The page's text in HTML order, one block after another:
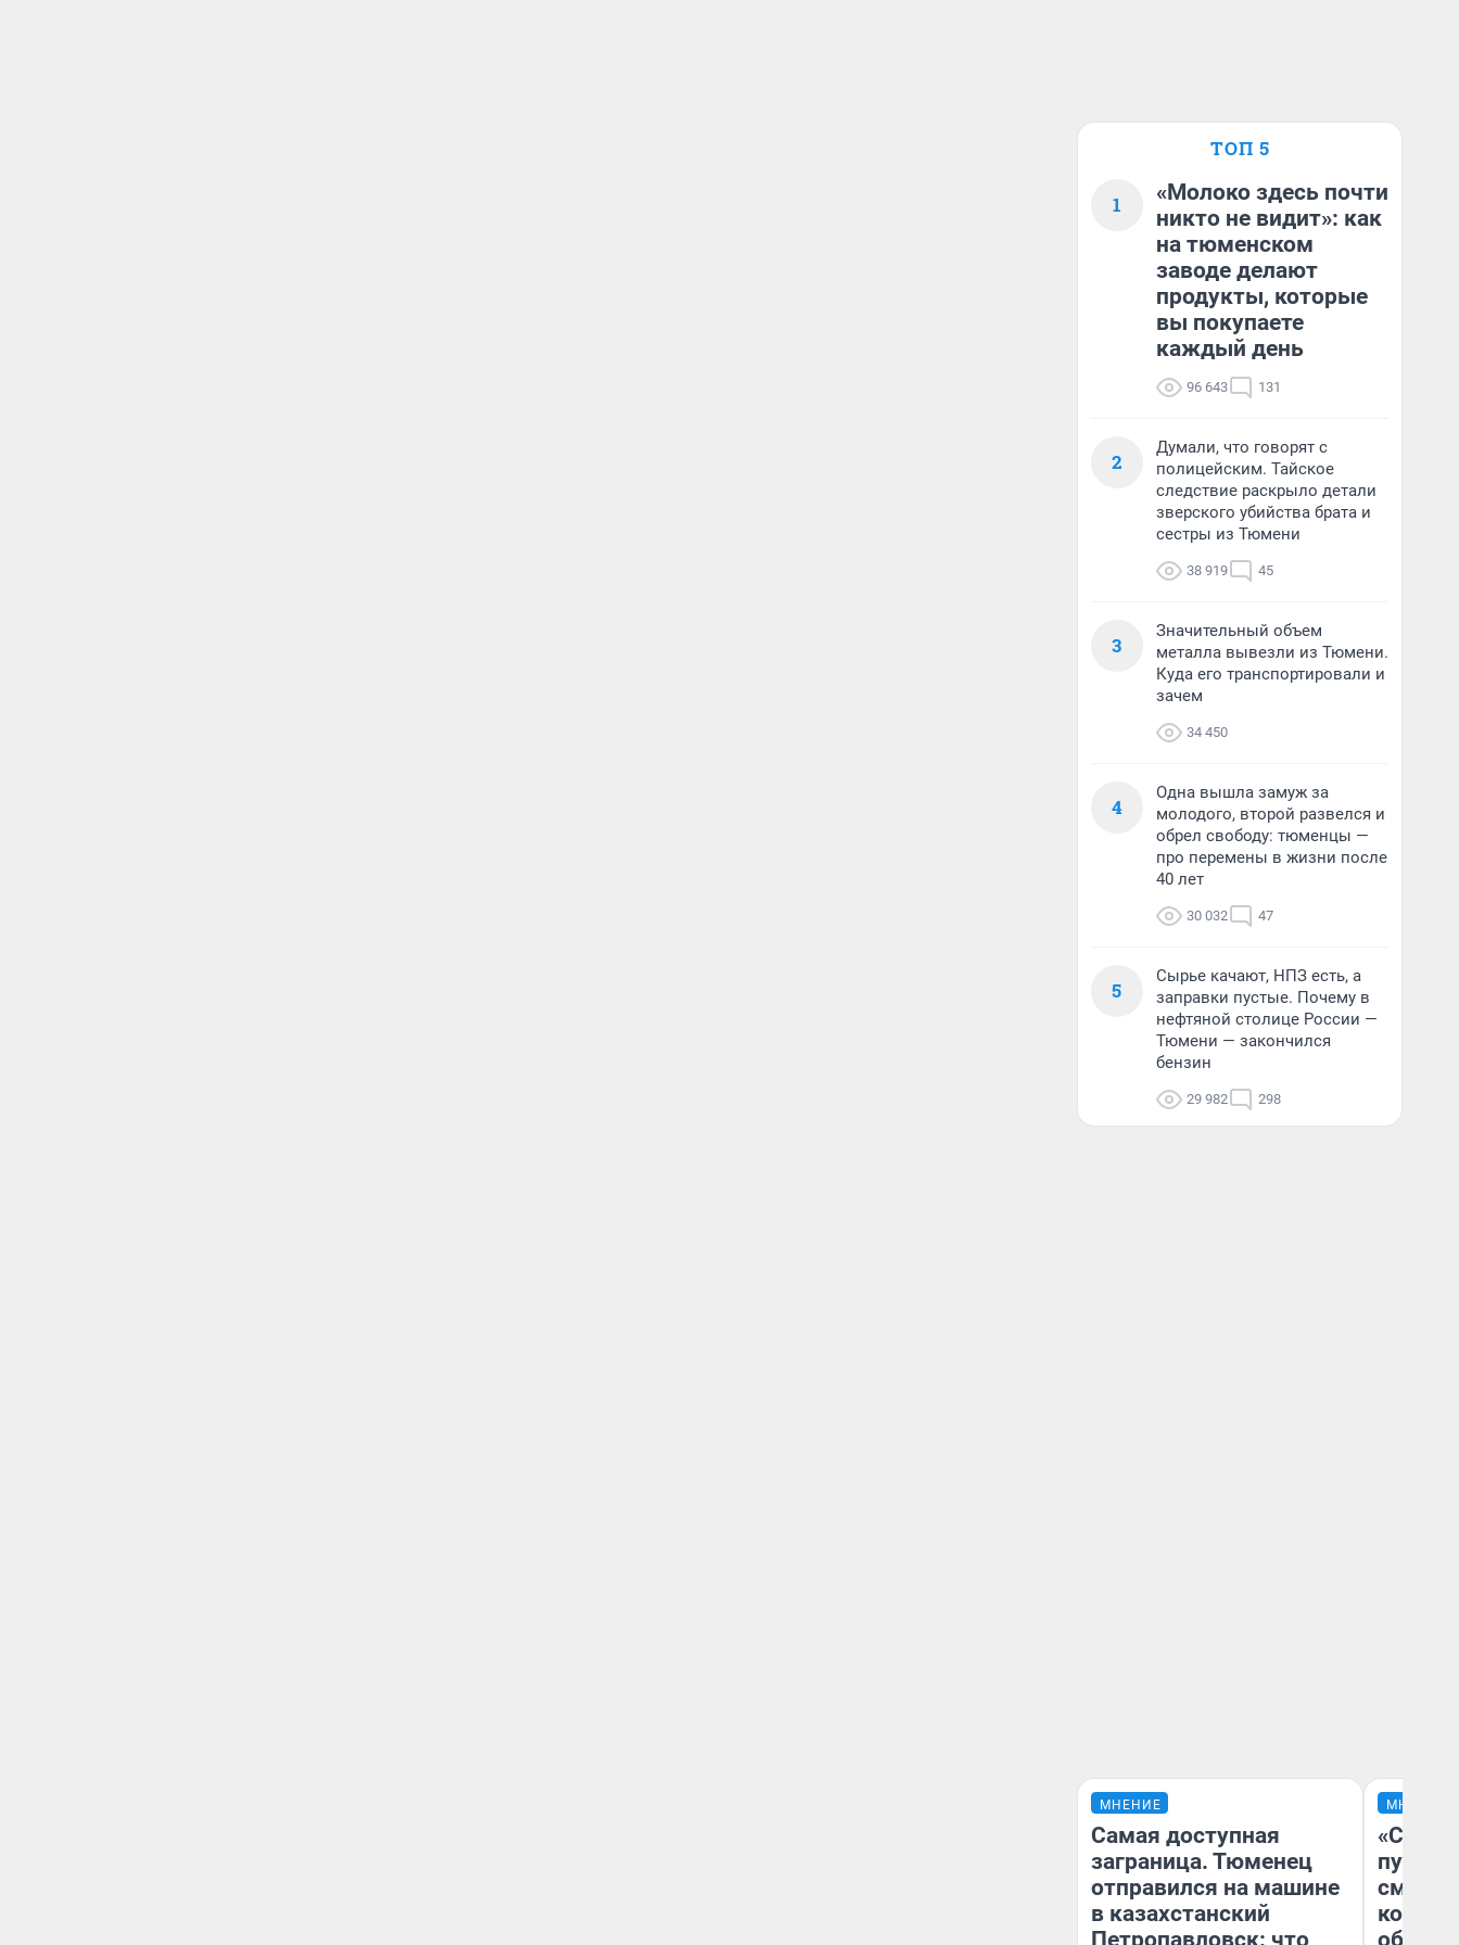
ТОП 5
1
«Молоко здесь почти
никто не видит»: как
на тюменском
заводе делают
продукты, которые
вы покупаете
каждый день
96 643 131
2
Думали, что говорят с
полицейским. Тайское
следствие раскрыло детали
зверского убийства брата и
сестры из Тюмени
38 919 45
3
Значительный объем
металла вывезли из Тюмени.
Куда его транспортировали и
зачем
34 450
4
Одна вышла замуж за
молодого, второй развелся и
обрел свободу: тюменцы —
про перемены в жизни после
40 лет
30 032 47
5
Сырье качают, НПЗ есть, а
заправки пустые. Почему в
нефтяной столице России —
Тюмени — закончился
бензин
29 982 298
МНЕНИЕ
Самая доступная
заграница. Тюменец
отправился на машине
в казахстанский
Петропавловск: что
МНЕНИЕ